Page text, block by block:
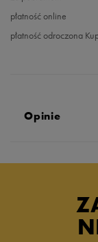
płatność online
płatność odroczona
Opinie